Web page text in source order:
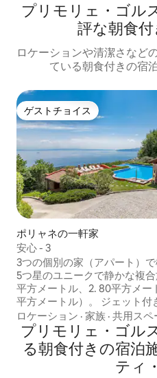
プリモリェ・ゴル
評な朝食
ロケーションや清潔さなど
ている朝食付きの宿
ゲストチョイス
ゲストチョイス
ポリャネの一軒家
安心 - 3
3つの個別の家（アパート）
5つ星のユニークで静かな複
平方メートル、2. 80平方メー
平方メートル）。 ジェット付
インフィニティプール、プー
ラベンダーがいっぱいのサン
リーブ園- 地中海の雰囲気と
の鐘と笛 ヴィーヴル。 豪華
ジナルのトスカーナスタイル
ロケーション · 家族 · 共用スペ
プリモリェ・ゴル
る朝食付きの宿泊
ティ